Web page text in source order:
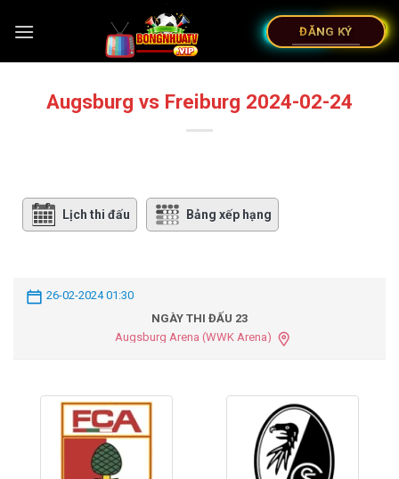
ĐĂNG KÝ
Augsburg vs Freiburg 2024-02-24
Lịch thi đấu Bảng xếp hạng
26-02-2024 01:30
NGÀY THI ĐẤU 23
Augsburg Arena (WWK Arena)